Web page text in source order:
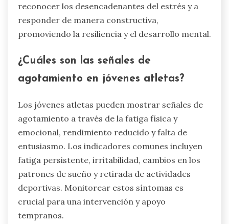
reconocer los desencadenantes del estrés y a
responder de manera constructiva,
promoviendo la resiliencia y el desarrollo mental.
¿Cuáles son las señales de
agotamiento en jóvenes atletas?
Los jóvenes atletas pueden mostrar señales de
agotamiento a través de la fatiga física y
emocional, rendimiento reducido y falta de
entusiasmo. Los indicadores comunes incluyen
fatiga persistente, irritabilidad, cambios en los
patrones de sueño y retirada de actividades
deportivas. Monitorear estos síntomas es
crucial para una intervención y apoyo
tempranos.